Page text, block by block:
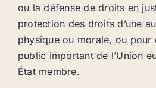
ou la défense de droits en
protection des droits d’une
physique ou morale, ou pour
public important de l’Union
État membre.